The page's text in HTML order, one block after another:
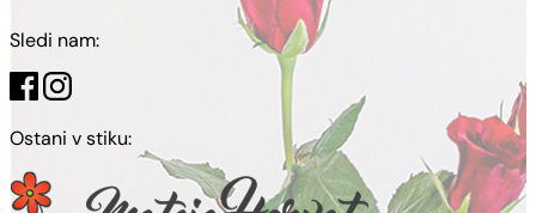
Sledi nam:
Ostani v stiku: